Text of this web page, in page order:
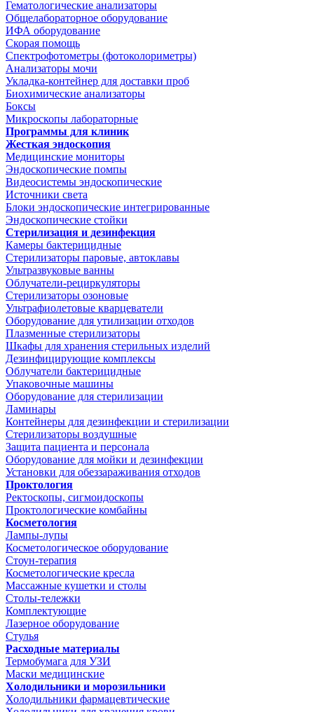
Гематологические анализаторы
Общелабораторное оборудование
ИФА оборудование
Скорая помощь
Спектрофотометры (фотоколориметры)
Анализаторы мочи
Укладка-контейнер для доставки проб
Биохимические анализаторы
Боксы
Микроскопы лабораторные
Программы для клиник
Жесткая эндоскопия
Медицинские мониторы
Эндоскопические помпы
Видеосистемы эндоскопические
Источники света
Блоки эндоскопические интегрированные
Эндоскопические стойки
Стерилизация и дезинфекция
Камеры бактерицидные
Стерилизаторы паровые, автоклавы
Ультразвуковые ванны
Облучатели-рециркуляторы
Стерилизаторы озоновые
Ультрафиолетовые кварцеватели
Оборудование для утилизации отходов
Плазменные стерилизаторы
Шкафы для хранения стерильных изделий
Дезинфицирующие комплексы
Облучатели бактерицидные
Упаковочные машины
Оборудование для стерилизации
Ламинары
Контейнеры для дезинфекции и стерилизации
Стерилизаторы воздушные
Защита пациента и персонала
Оборудование для мойки и дезинфекции
Установки для обеззараживания отходов
Проктология
Ректоскопы, сигмоидоскопы
Проктологические комбайны
Косметология
Лампы-лупы
Косметологическое оборудование
Стоун-терапия
Косметологические кресла
Массажные кушетки и столы
Столы-тележки
Комплектующие
Лазерное оборудование
Стулья
Расходные материалы
Термобумага для УЗИ
Маски медицинские
Холодильники и морозильники
Холодильники фармацевтические